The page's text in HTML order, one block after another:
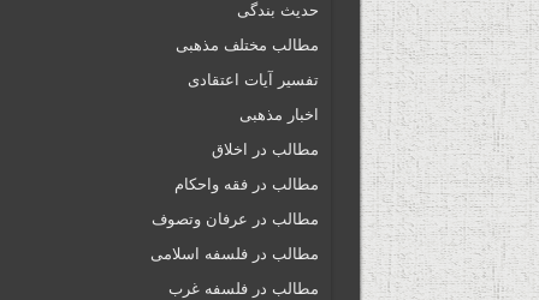
حدیث بندگی
مطالب مختلف مذهبی
تفسیر آیات اعتقادی
اخبار مذهبی
مطالب در اخلاق
مطالب در فقه واحکام
مطالب در عرفان وتصوف
مطالب در فلسفه اسلامی
مطالب در فلسفه غرب